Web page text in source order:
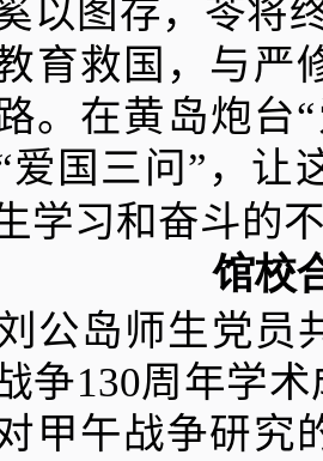
以图存，苓将
育救国，与严
。在黄岛炮台
爱国三问”，让
学习和奋斗的
馆校
公岛师生党员
争130周年学
甲午战争研究